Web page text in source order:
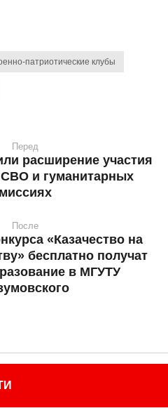
патриотические клубы
Перед
расширение участия
СВО и гуманитарных
миссиях
После
«Казачество на
бесплатно получат
в МГУТУ